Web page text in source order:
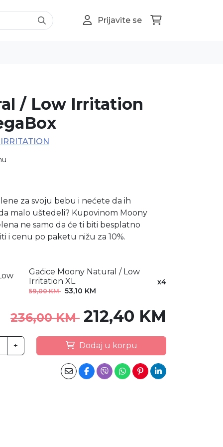
Prijavite se
/ Low Irritation
za svoju bebu i nećete da ih
malo uštedeli? Kupovinom Moony
ne samo da će ti biti besplatno
i cenu po paketu nižu za 10%.
Gaćice Moony Natural / Low
Irritation XL
59,00 KM 53,10 KM
x4
236,00 KM 212,40 KM
+ Dodaj u korpu